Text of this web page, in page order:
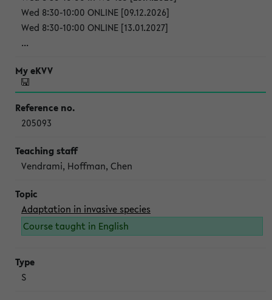
Wed 8:30-10:00 ONLINE [09.12.2026]
Wed 8:30-10:00 ONLINE [13.01.2027]
...
205093
Vendrami, Hoffman, Chen
Adaptation in invasive species
Course taught in English
S